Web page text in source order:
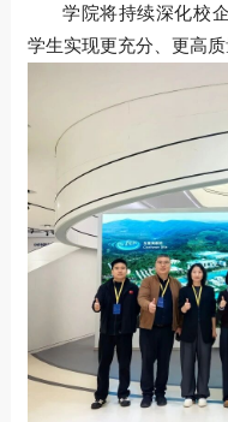
学院将持续深化校
学生实现更充分、更高质